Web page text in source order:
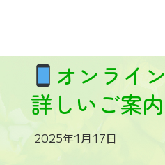
オンライ
詳しいご案内
2025年1月17日